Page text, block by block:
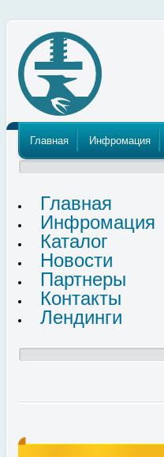
Пензенский
Главная Инфромация
Главная
Инфромация
Каталог
Новости
Партнеры
Контакты
Лендинги